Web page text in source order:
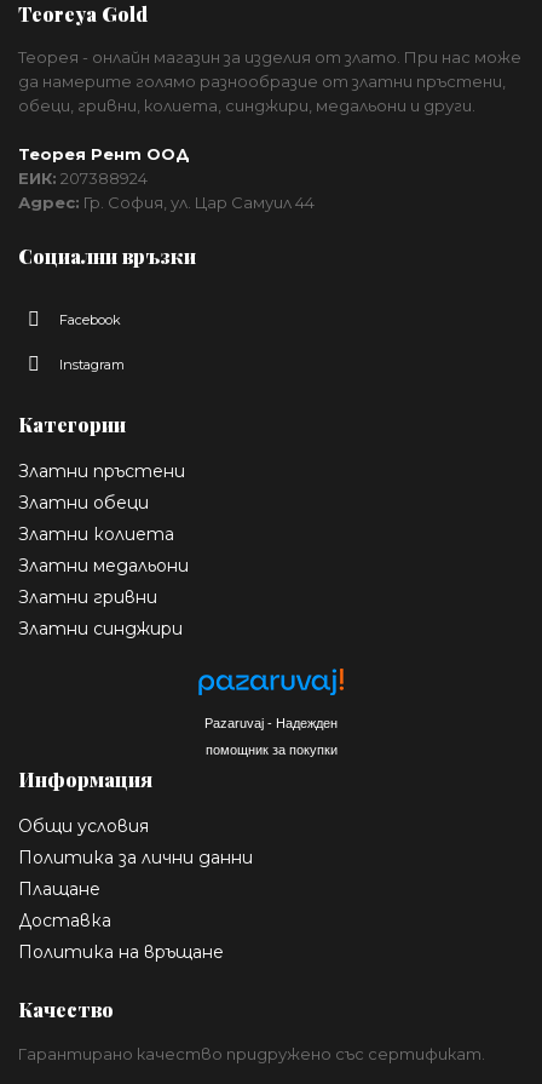
Teoreya Gold
Теорея - онлайн магазин за изделия от злато. При нас може
да намерите голямо разнообразие от златни пръстени,
обеци, гривни, колиета, синджири, медальони и други.
Теорея Рент ООД
ЕИК: 207388924
Адрес: Гр. София, ул. Цар Самуил 44
Социални връзки
Facebook
Instagram
Категории
Златни пръстени
Златни обеци
Златни колиета
Златни медальони
Златни гривни
Златни синджири
Pazaruvaj - Надежден
помощник за покупки
Информация
Общи условия
Политика за лични данни
Плащане
Доставка
Политика на връщане
Качество
Гарантирано качество придружено със сертификат.